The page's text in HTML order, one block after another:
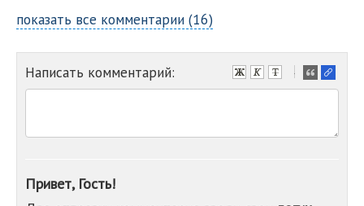
показать все комментарии (16)
Написать комментарий:
-
-
-
-
Привет, Гость!